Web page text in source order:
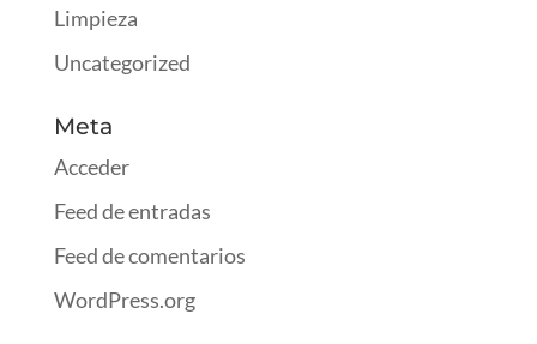
Limpieza
Uncategorized
Meta
Acceder
Feed de entradas
Feed de comentarios
WordPress.org